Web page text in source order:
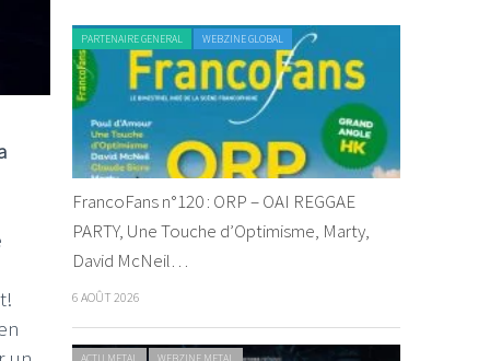
PARTENAIRE GENERAL WEBZINE GLOBAL
FrancoFans n°120 : ORP – OAI REGGAE
PARTY, Une Touche d’Optimisme, Marty,
David McNeil…
6 AOÛT 2026
ACTU METAL WEBZINE METAL